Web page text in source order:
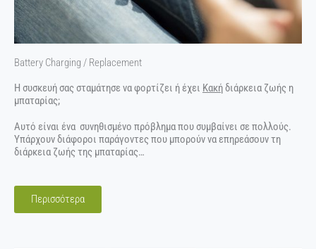
Battery Charging / Replacement
Η συσκευή σας σταμάτησε να φορτίζει ή έχει Κακήδιάρκεια ζωής η
μπαταρίας;
Αυτό είναι ένα συνηθισμένο πρόβλημα που συμβαίνει σε πολλούς.
Υπάρχουν διάφοροι παράγοντες που μπορούν να επηρεάσουν τη
διάρκεια ζωής της μπαταρίας…
Περισσότερα